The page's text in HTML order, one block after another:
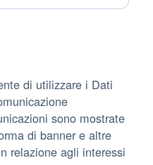
di utilizzare i Dati
sono mostrate
di banner e altre
relazione agli interessi